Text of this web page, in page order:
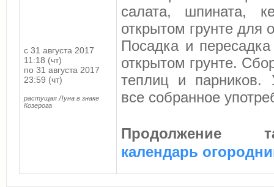
с 31 августа 2017
11:18 (чт)
по 31 августа 2017
23:59 (чт)
растущая Луна в знаке
Козерога
салата, шпината,
открытом грунте для
Посадка и
открытом грунте.
теплиц и парников.
все собранное
календарь